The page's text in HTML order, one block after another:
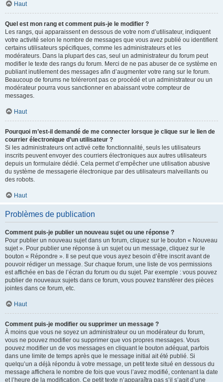
Haut
Quel est mon rang et comment puis-je le modifier ?
Les rangs, qui apparaissent en dessous de votre nom d’utilisateur, indiquent
votre activité selon le nombre de messages que vous avez publié ou identifient
certains utilisateurs spécifiques, comme les administrateurs et les
modérateurs. Dans la plupart des cas, seul un administrateur du forum peut
modifier le texte des rangs du forum. Merci de ne pas abuser de ce système en
publiant inutilement des messages afin d’augmenter votre rang sur le forum.
Beaucoup de forums ne toléreront pas ce procédé et un administrateur ou un
modérateur pourra vous sanctionner en abaissant votre compteur de
messages.
Haut
Pourquoi m’est-il demandé de me connecter lorsque je clique sur le lien de
courrier électronique d’un utilisateur ?
Si les administrateurs ont activé cette fonctionnalité, seuls les utilisateurs
inscrits peuvent envoyer des courriers électroniques aux autres utilisateurs
depuis un formulaire dédié. Cela permet d’empêcher une utilisation abusive
du système de messagerie électronique par des utilisateurs malveillants ou
des robots.
Haut
Problèmes de publication
Comment puis-je publier un nouveau sujet ou une réponse ?
Pour publier un nouveau sujet dans un forum, cliquez sur le bouton « Nouveau
sujet ». Pour publier une réponse à un sujet ou un message, cliquez sur le
bouton « Répondre ». Il se peut que vous ayez besoin d’être inscrit avant de
pouvoir rédiger un message. Sur chaque forum, une liste de vos permissions
est affichée en bas de l’écran du forum ou du sujet. Par exemple : vous pouvez
publier de nouveaux sujets dans ce forum, vous pouvez transférer des pièces
jointes dans ce forum, etc.
Haut
Comment puis-je modifier ou supprimer un message ?
À moins que vous ne soyez un administrateur ou un modérateur du forum,
vous ne pouvez modifier ou supprimer que vos propres messages. Vous
pouvez modifier un de vos messages en cliquant le bouton adéquat, parfois
dans une limite de temps après que le message initial ait été publié. Si
quelqu’un a déjà répondu à votre message, un petit texte situé en dessous du
message affichera le nombre de fois que vous l’avez modifié, contenant la date
et l’heure de la modification. Ce petit texte n’apparaîtra pas s’il s’agit d’une